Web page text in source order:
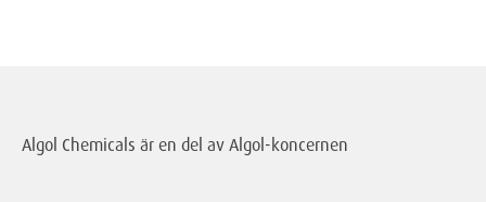
Algol Chemicals är en del av Algol-koncernen